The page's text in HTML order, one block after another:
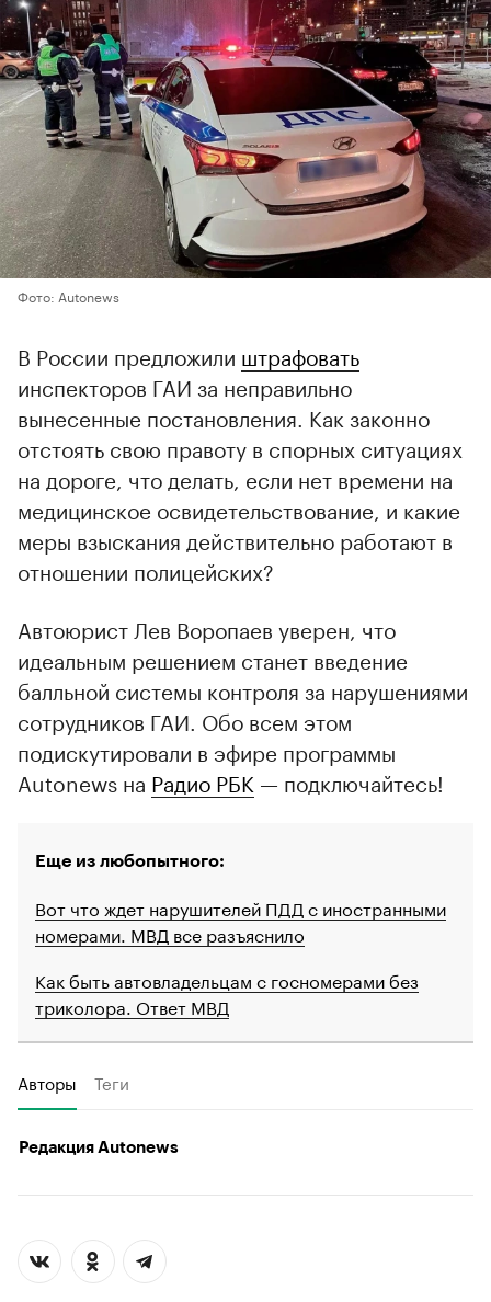
Фото: Autonews
В России предложили штрафовать
инспекторов ГАИ за неправильно
вынесенные постановления. Как законно
отстоять свою правоту в спорных ситуациях
на дороге, что делать, если нет времени на
медицинское освидетельствование, и какие
меры взыскания действительно работают в
отношении полицейских?
Автоюрист Лев Воропаев уверен, что
идеальным решением станет введение
балльной системы контроля за нарушениями
сотрудников ГАИ. Обо всем этом
подискутировали в эфире программы
Autonews на Радио РБК — подключайтесь!
Еще из любопытного:
Вот что ждет нарушителей ПДД с иностранными
номерами. МВД все разъяснило
Как быть автовладельцам с госномерами без
триколора. Ответ МВД
Авторы Теги
Редакция Autonews